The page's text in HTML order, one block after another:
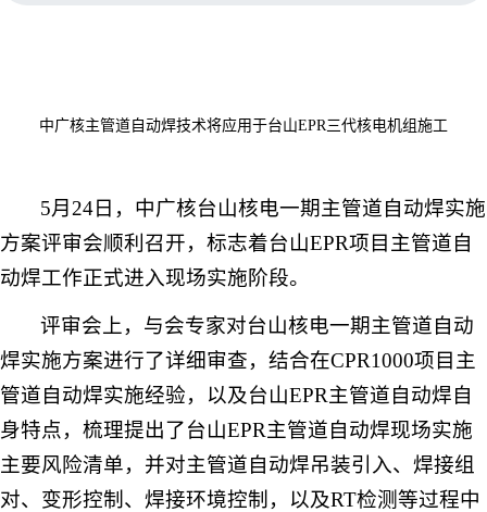
中广核主管道自动焊技术将应用于台山EPR三代核电机组施工
5月 24日 ，中广核台山核电一期主管道自动焊实施
方案评审会顺利召开，标志着台山EPR项目主管道自
动焊工作正式进入现场实施阶段。
评审会上，与会专家对台山核电一期主管道自动
焊实施方案进行了详细审查，结合在CPR1000项目主
管道自动焊实施经验，以及台山EPR主管道自动焊自
身特点，梳理提出了台山EPR主管道自动焊现场实施
主要风险清单，并对主管道自动焊吊装引入、焊接组
对、变形控制、焊接环境控制，以及RT检测等过程中